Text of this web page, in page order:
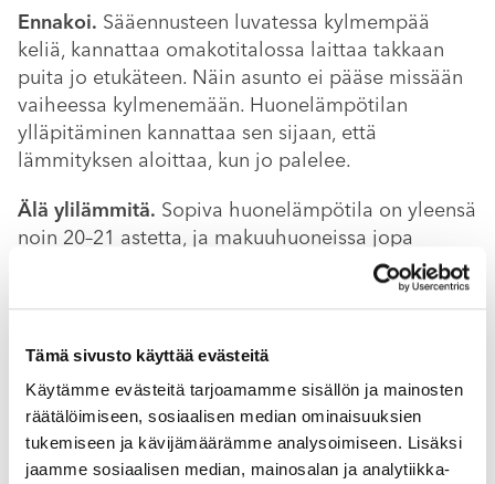
Tämä sivusto käyttää evästeitä
Käytämme evästeitä tarjoamamme sisällön ja mainosten
räätälöimiseen, sosiaalisen median ominaisuuksien
tukemiseen ja kävijämäärämme analysoimiseen. Lisäksi
jaamme sosiaalisen median, mainosalan ja analytiikka-
Ennakoi. Sääennusteen luvatessa kylmempää
keliä, kannattaa omakotitalossa laittaa takkaan
puita jo etukäteen. Näin asunto ei pääse missään
vaiheessa kylmenemään. Huonelämpötilan
ylläpitäminen kannattaa sen sijaan, että
lämmityksen aloittaa, kun jo palelee.
Älä ylilämmitä. Sopiva huonelämpötila on yleensä
noin 20–21 astetta, ja makuuhuoneissa jopa
hieman alhaisempi lämpötila auttaa nukkumaan
olla merkittävä vaikutus siihen, miten kylmältä ja
vetoisalta huone tuntuu. Esimerkiksi pöytä, verhot
tai kaappi saattavat estää ilman kiertämisen